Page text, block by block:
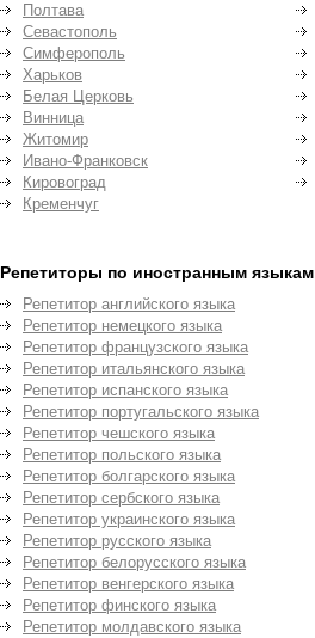
Полтава
Севастополь
Симферополь
Харьков
Белая Церковь
Винница
Житомир
Ивано-Франковск
Кировоград
Кременчуг
Репетиторы по иностранным языкам
Репетитор английского языка
Репетитор немецкого языка
Репетитор французского языка
Репетитор итальянского языка
Репетитор испанского языка
Репетитор португальского языка
Репетитор чешского языка
Репетитор польского языка
Репетитор болгарского языка
Репетитор сербского языка
Репетитор украинского языка
Репетитор русского языка
Репетитор белорусского языка
Репетитор венгерского языка
Репетитор финского языка
Репетитор молдавского языка